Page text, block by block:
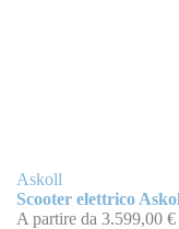
Askoll
Scooter elettrico
A partire da 3.599,00 €